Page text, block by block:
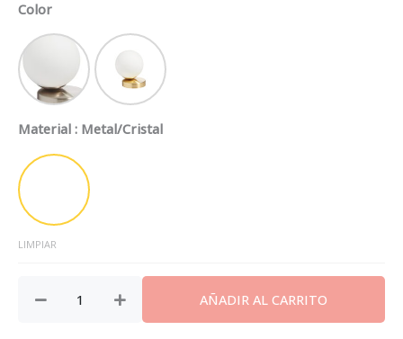
Color
niquel Oro Satinado
Material : Metal/Cristal
Metal/Cristal
LIMPIAR
sobremesa
táctil
Punt
AÑADIR AL CARRITO